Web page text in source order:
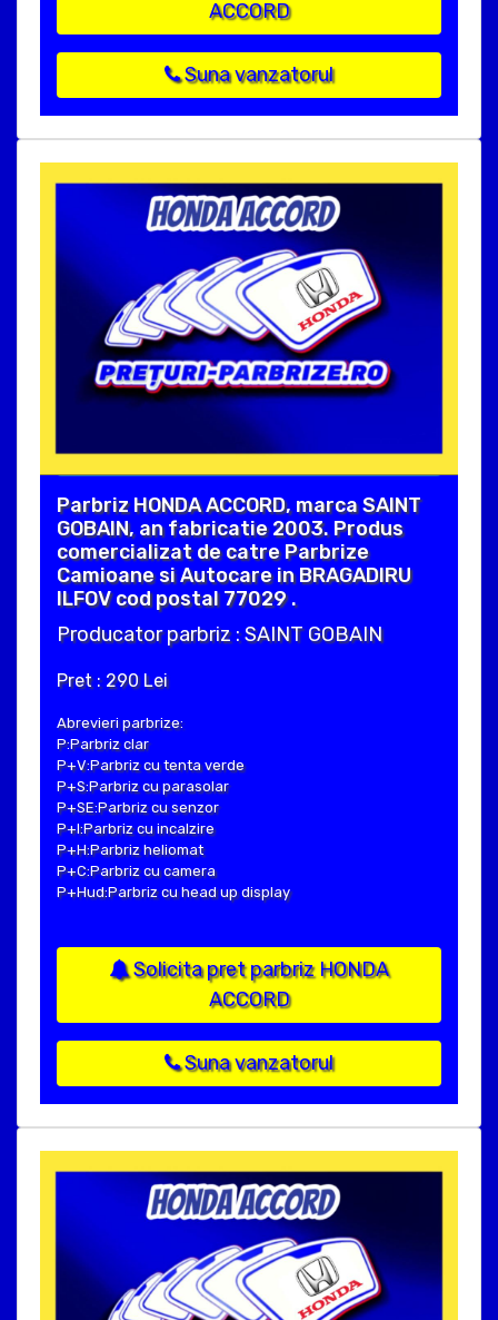
ACCORD
Suna vanzatorul
Parbriz HONDA ACCORD, marca SAINT
GOBAIN, an fabricatie 2003. Produs
comercializat de catre Parbrize
Camioane si Autocare in BRAGADIRU
ILFOV cod postal 77029 .
Producator parbriz : SAINT GOBAIN
Pret : 290 Lei
Abrevieri parbrize:
P:Parbriz clar
P+V:Parbriz cu tenta verde
P+S:Parbriz cu parasolar
P+SE:Parbriz cu senzor
P+I:Parbriz cu incalzire
P+H:Parbriz heliomat
P+C:Parbriz cu camera
P+Hud:Parbriz cu head up display
Solicita pret parbriz HONDA
ACCORD
Suna vanzatorul